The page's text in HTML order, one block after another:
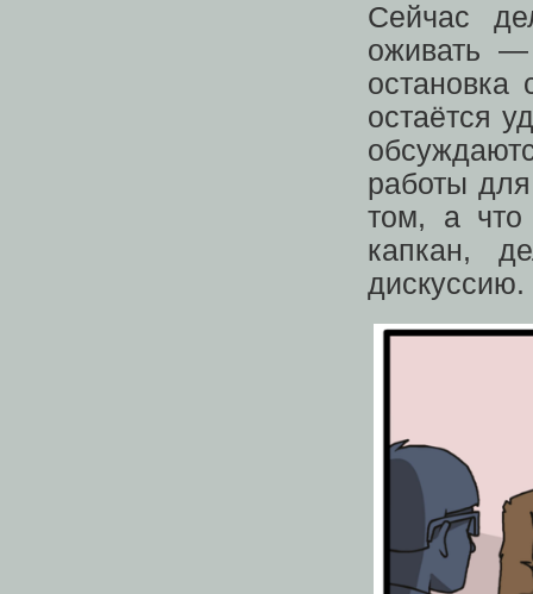
Сейчас
оживать
остаётся
работы
том, а что
капкан,
дискуссию.